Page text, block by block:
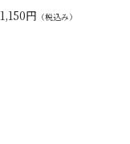
1,150円 （税込み）